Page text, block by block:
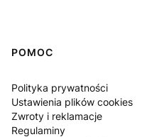
Linki w stopce
POMOC
Polityka prywatności
Ustawienia plików cookies
Zwroty i reklamacje
Regulaminy